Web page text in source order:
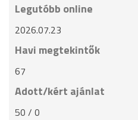
Legutóbb online
2026.07.23
Havi megtekintők
67
Adott/kért ajánlat
50 / 0